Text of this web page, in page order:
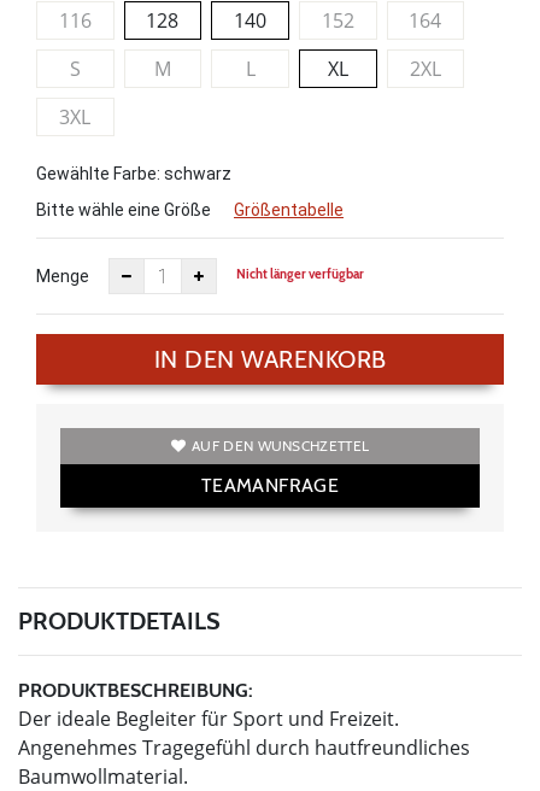
116 128 140 152
164
S
M L XL
2XL
3XL
Gewählte Farbe: schwarz
Bitte wähle eine Größe
Größentabelle
Menge Nicht länger verfügbar
IN DEN WARENKORB
AUF DEN WUNSCHZETTEL
TEAMANFRAGE
PRODUKTDETAILS
PRODUKTBESCHREIBUNG:
Der ideale Begleiter für Sport und Freizeit.
Angenehmes Tragegefühl durch hautfreundliches
Baumwollmaterial.